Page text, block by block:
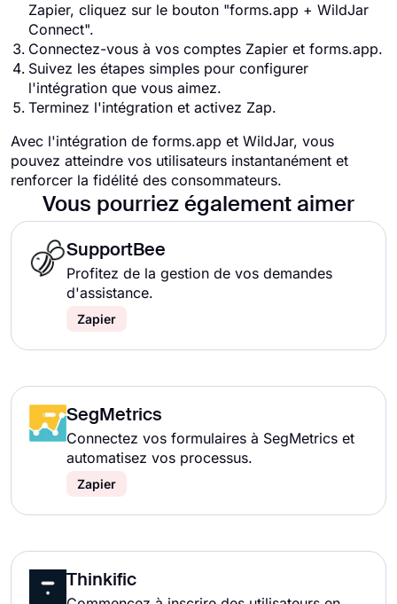
Zapier, cliquez sur le bouton "forms.app + WildJar
Connect".
Connectez-vous à vos comptes Zapier et forms.app.
Suivez les étapes simples pour configurer
l'intégration que vous aimez.
Terminez l'intégration et activez Zap.
Avec l'intégration de forms.app et WildJar, vous
pouvez atteindre vos utilisateurs instantanément et
renforcer la fidélité des consommateurs.
Vous pourriez également aimer
SupportBee
Profitez de la gestion de vos demandes
d'assistance.
Zapier
SegMetrics
Connectez vos formulaires à SegMetrics et
automatisez vos processus.
Zapier
Thinkific